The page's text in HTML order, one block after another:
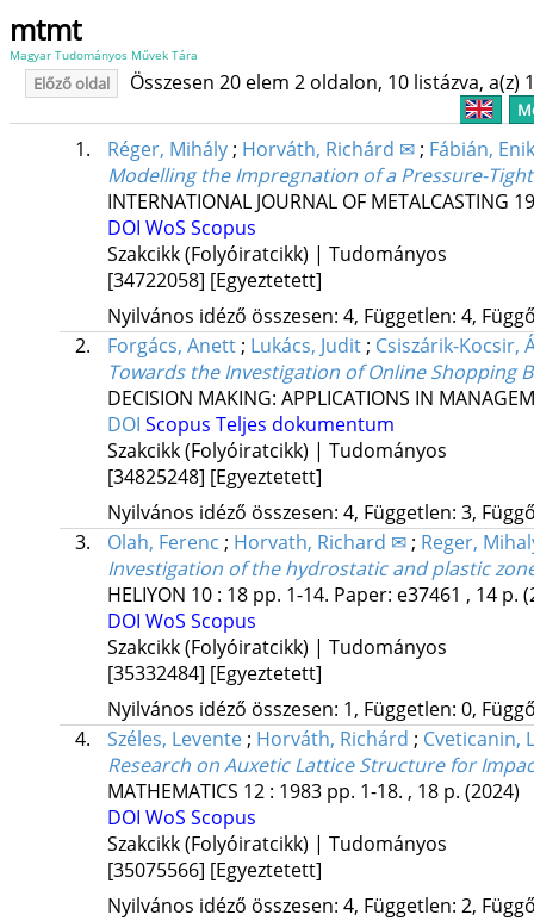
mtmt
Magyar Tudományos Művek Tára
Előző oldal Összesen 20 elem 2 oldalon, 10 listázva, a(z)
1. Réger, Mihály; Horváth, Richárd ✉; Fábián,
Modelling the Impregnation of a Pressure-
INTERNATIONAL JOURNAL OF METALCASTING 19
DOI WoS Scopus
Szakcikk (Folyóiratcikk) | Tudományos
[34722058] [Egyeztetett]
Nyilvános idéző összesen: 4, Független: 4,
2.
Forgács, Anett; Lukács, Judit; Csiszárik-Kocsir,
Towards the Investigation of Online Shopping
DECISION MAKING: APPLICATIONS IN
DOI Scopus Teljes dokumentum
Szakcikk (Folyóiratcikk) | Tudományos
[34825248] [Egyeztetett]
Nyilvános idéző összesen: 4, Független: 3,
3.
Olah, Ferenc ; Horvath, Richard ✉; Reger,
Investigation of the hydrostatic and plastic
HELIYON 10: 18 pp. 1-14. Paper: e37461 , 14 p.
DOI WoS Scopus
Szakcikk (Folyóiratcikk) | Tudományos
[35332484] [Egyeztetett]
Nyilvános idéző összesen: 1, Független: 0,
4.
Széles, Levente; Horváth, Richárd ; Cveticanin,
Research on Auxetic Lattice Structure for
MATHEMATICS 12: 1983 pp. 1-18. , 18 p. (2024)
DOI WoS Scopus
Szakcikk (Folyóiratcikk) | Tudományos
[35075566] [Egyeztetett]
Nyilvános idéző összesen: 4, Független: 2,